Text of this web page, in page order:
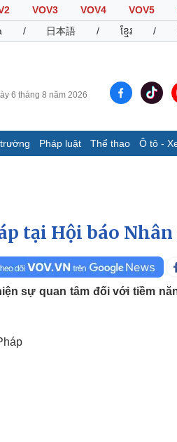
VOV3 VOV4 VOV5
/ 日本語 / ខ្មែរ /
6 tháng 8 năm 2026
Pháp luật Thể thao Ô tô -
Infographic
thể thao
Ô tô - Xe
tại Hội báo Nhân
sự quan tâm đối với tiềm